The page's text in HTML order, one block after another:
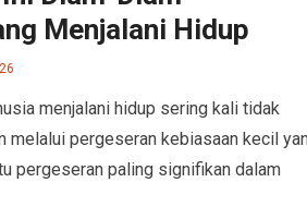
Menjalani Hidup
menjalani hidup sering kali tidak
melalui pergeseran kebiasaan kecil
pergeseran paling signifikan dalam